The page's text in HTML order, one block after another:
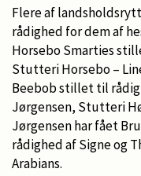
Flere af
rådighed for dem af
Horsebo Smarties
Stutteri Horsebo –
Beebob stillet til
Jørgensen, Stutteri
Jørgensen har fået
rådighed af Signe og
Arabians.